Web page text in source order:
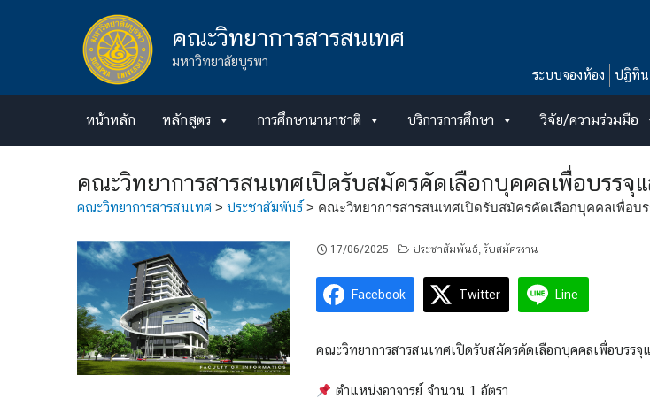
คณะวิทยาการสารสนเทศ
มหาวิทยาลัยบูรพา
ระบบจองห้อง
ปฏิทิน
หน้าหลัก หลักสูตร การศึกษานานาชาติ บริการการศึกษา วิจัย/ความร่วมมือ
คณะวิทยาการสารสนเทศเปิดรับสมัครคัดเลือกบุคคลเพื่อบรร
คณะวิทยาการสารสนเทศ > ประชาสัมพันธ์ > คณะวิทยาการสารสนเทศเปิดรับสมัครคัดเลือกบุคคลเพื่อบ
17/06/2025 ประชาสัมพันธ์ รับสมัครงาน
Facebook Twitter Line
คณะวิทยาการสารสนเทศเปิดรับสมัครคัดเลือกบุคคลเพื่อบรร
ตำแหน่งอาจารย์ จำนวน 1 อัตรา